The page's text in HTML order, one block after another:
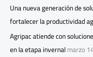
Una nueva generación de
fortalecer la productividad
Agripac atiende con
en la etapa invernalmarzo